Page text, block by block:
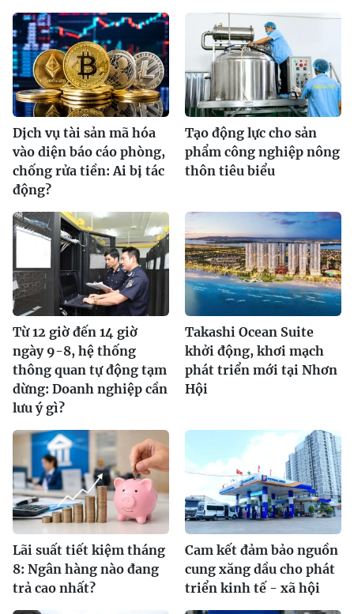
Dịch vụ tài sản mã hóa
vào diện báo cáo phòng,
chống rửa tiền: Ai bị tác
động?
Tạo động lực cho sản
phẩm công nghiệp nông
thôn tiêu biểu
Từ 12 giờ đến 14 giờ
ngày 9-8, hệ thống
thông quan tự động tạm
dừng: Doanh nghiệp cần
lưu ý gì?
Takashi Ocean Suite
khởi động, khơi mạch
phát triển mới tại Nhơn
Hội
Lãi suất tiết kiệm tháng
8: Ngân hàng nào đang
trả cao nhất?
Cam kết đảm bảo nguồn
cung xăng dầu cho phát
triển kinh tế - xã hội